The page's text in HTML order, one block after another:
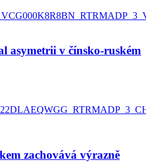
asymetrii v čínsko-ruském
zachovává výrazně